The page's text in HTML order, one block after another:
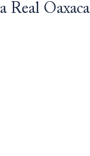
Real Oaxaca